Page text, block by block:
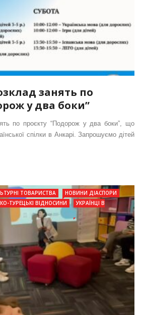
занять по
у два боки”
по проєкту “Подорож у два боки”, що
спілки в Анкарі. Запрошуємо дітей
ТОВАРИСТВА
НОВИНИ ДІАСПОРИ
ТУРЕЦЬКІ ВІДНОСИНИ
УКРАЇНЦІ В